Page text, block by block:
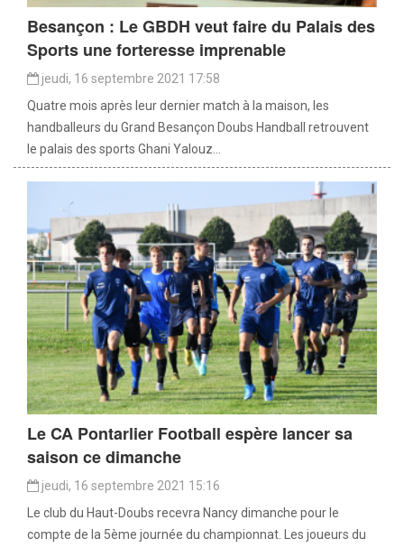
Besançon : Le GBDH veut faire du Palais des
Sports une forteresse imprenable
jeudi, 16 septembre 2021 17:58
Quatre mois après leur dernier match à la maison, les
handballeurs du Grand Besançon Doubs Handball retrouvent
le palais des sports Ghani Yalouz...
Le CA Pontarlier Football espère lancer sa
saison ce dimanche
jeudi, 16 septembre 2021 15:16
Le club du Haut-Doubs recevra Nancy dimanche pour le
compte de la 5ème journée du championnat. Les joueurs du